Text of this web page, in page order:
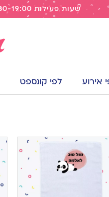
שעות פעילות 9:30-19:00 בחנות | משלוח חינם מעל 299 ש"ח
אירוע לפי קונספט